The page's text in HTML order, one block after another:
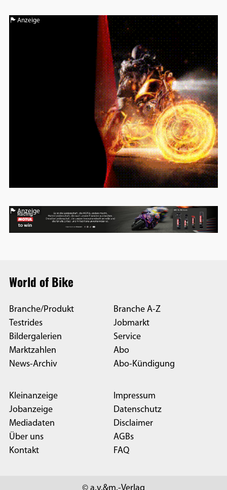
Anzeige
Anzeige
World of Bike
Branche/Produkt
Testrides
Bildergalerien
Marktzahlen
News-Archiv
Branche A-Z
Jobmarkt
Service
Abo
Abo-Kündigung
Kleinanzeige
Jobanzeige
Mediadaten
Über uns
Kontakt
Impressum
Datenschutz
Disclaimer
AGBs
FAQ